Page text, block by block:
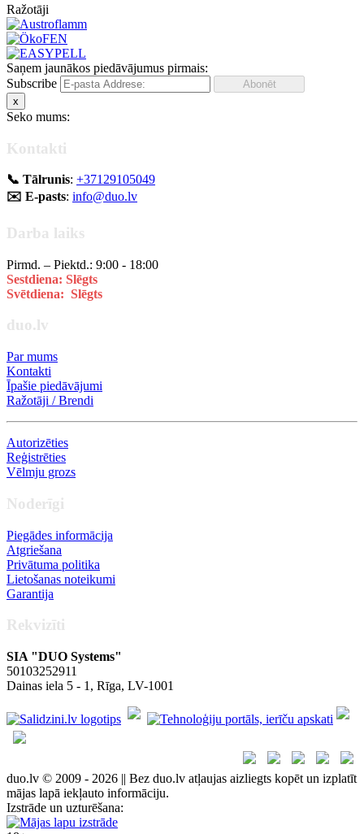
Ražotāji
Saņem jaunākos piedāvājumus pirmais:
Subscribe
x
Seko mums:
Kontakti
📞 Tālrunis: +37129105049
✉️ E-pasts: info@duo.lv
Darba laiks
Pirmd. – Piektd.: 9:00 - 18:00
Sestdiena: Slēgts
Svētdiena: Slēgts
duo.lv
Par mums
Kontakti
Īpašie piedāvājumi
Ražotāji / Brendi
Autorizēties
Reģistrēties
Vēlmju grozs
Noderīgi
Piegādes informācija
Atgriešana
Privātuma politika
Lietošanas noteikumi
Garantija
Rekvizīti
SIA "DUO Systems"
50103252911
Dainas iela 5 - 1, Rīga, LV-1001
duo.lv © 2009 - 2026 || Bez duo.lv atļaujas aizliegts kopēt un izplatīt
mājas lapā iekļauto informāciju.
Izstrāde un uzturēšana: